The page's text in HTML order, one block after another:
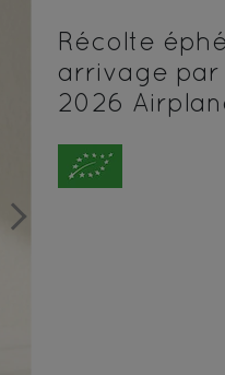
Next
Récolte
arrivage par
2026